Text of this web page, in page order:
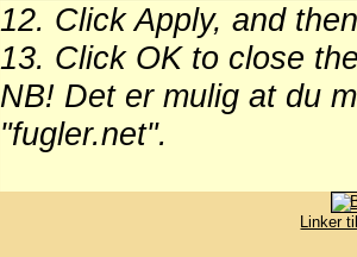
12. Click Apply, and
13. Click OK to close
NB! Det er mulig at du
"fugler.net".
Linker